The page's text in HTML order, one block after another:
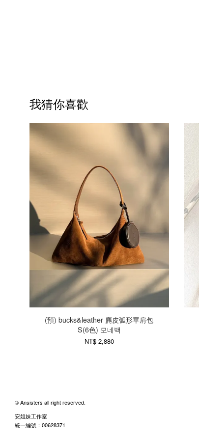
我猜你喜歡
(預) bucks&leather 麂皮弧形單肩包
S(6色) 모네백
NT$ 2,880
© Ansisters all right reserved.
安姐妹工作室
統一編號：00628371